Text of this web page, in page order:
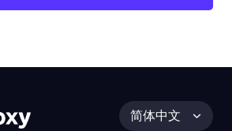
简体中文